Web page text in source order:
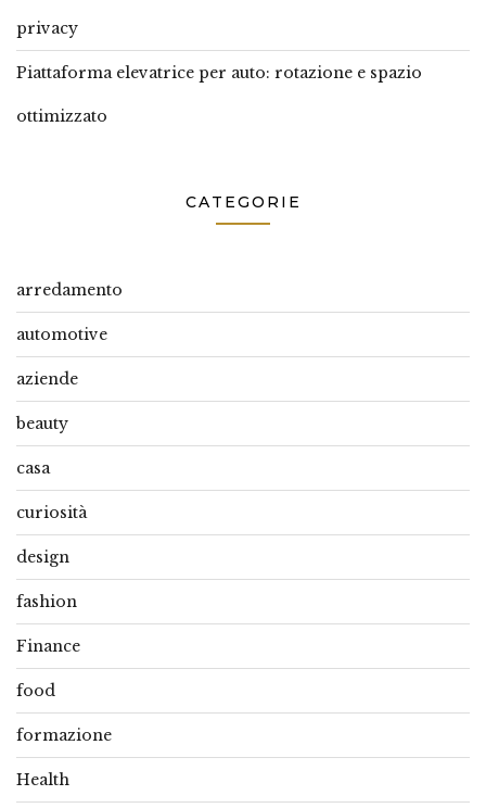
privacy
Piattaforma elevatrice per auto: rotazione e spazio
ottimizzato
CATEGORIE
arredamento
automotive
aziende
beauty
casa
curiosità
design
fashion
Finance
food
formazione
Health